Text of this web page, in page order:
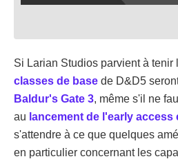
Si Larian Studios parvient à tenir
classes de base de D&D5
Baldur's Gate 3, même s'il ne
au lancement de l'early access
s'attendre à ce que quelques
en particulier concernant les